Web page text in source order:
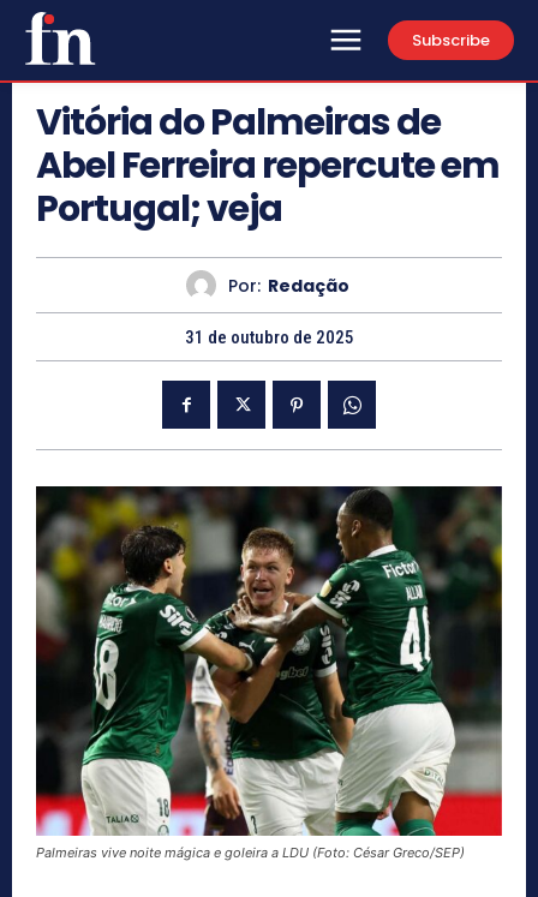
Subscribe
Vitória do Palmeiras de
Abel Ferreira repercute em
Portugal; veja
Por: Redação
31 de outubro de 2025
Palmeiras vive noite mágica e goleira a LDU (Foto: César Greco/SEP)